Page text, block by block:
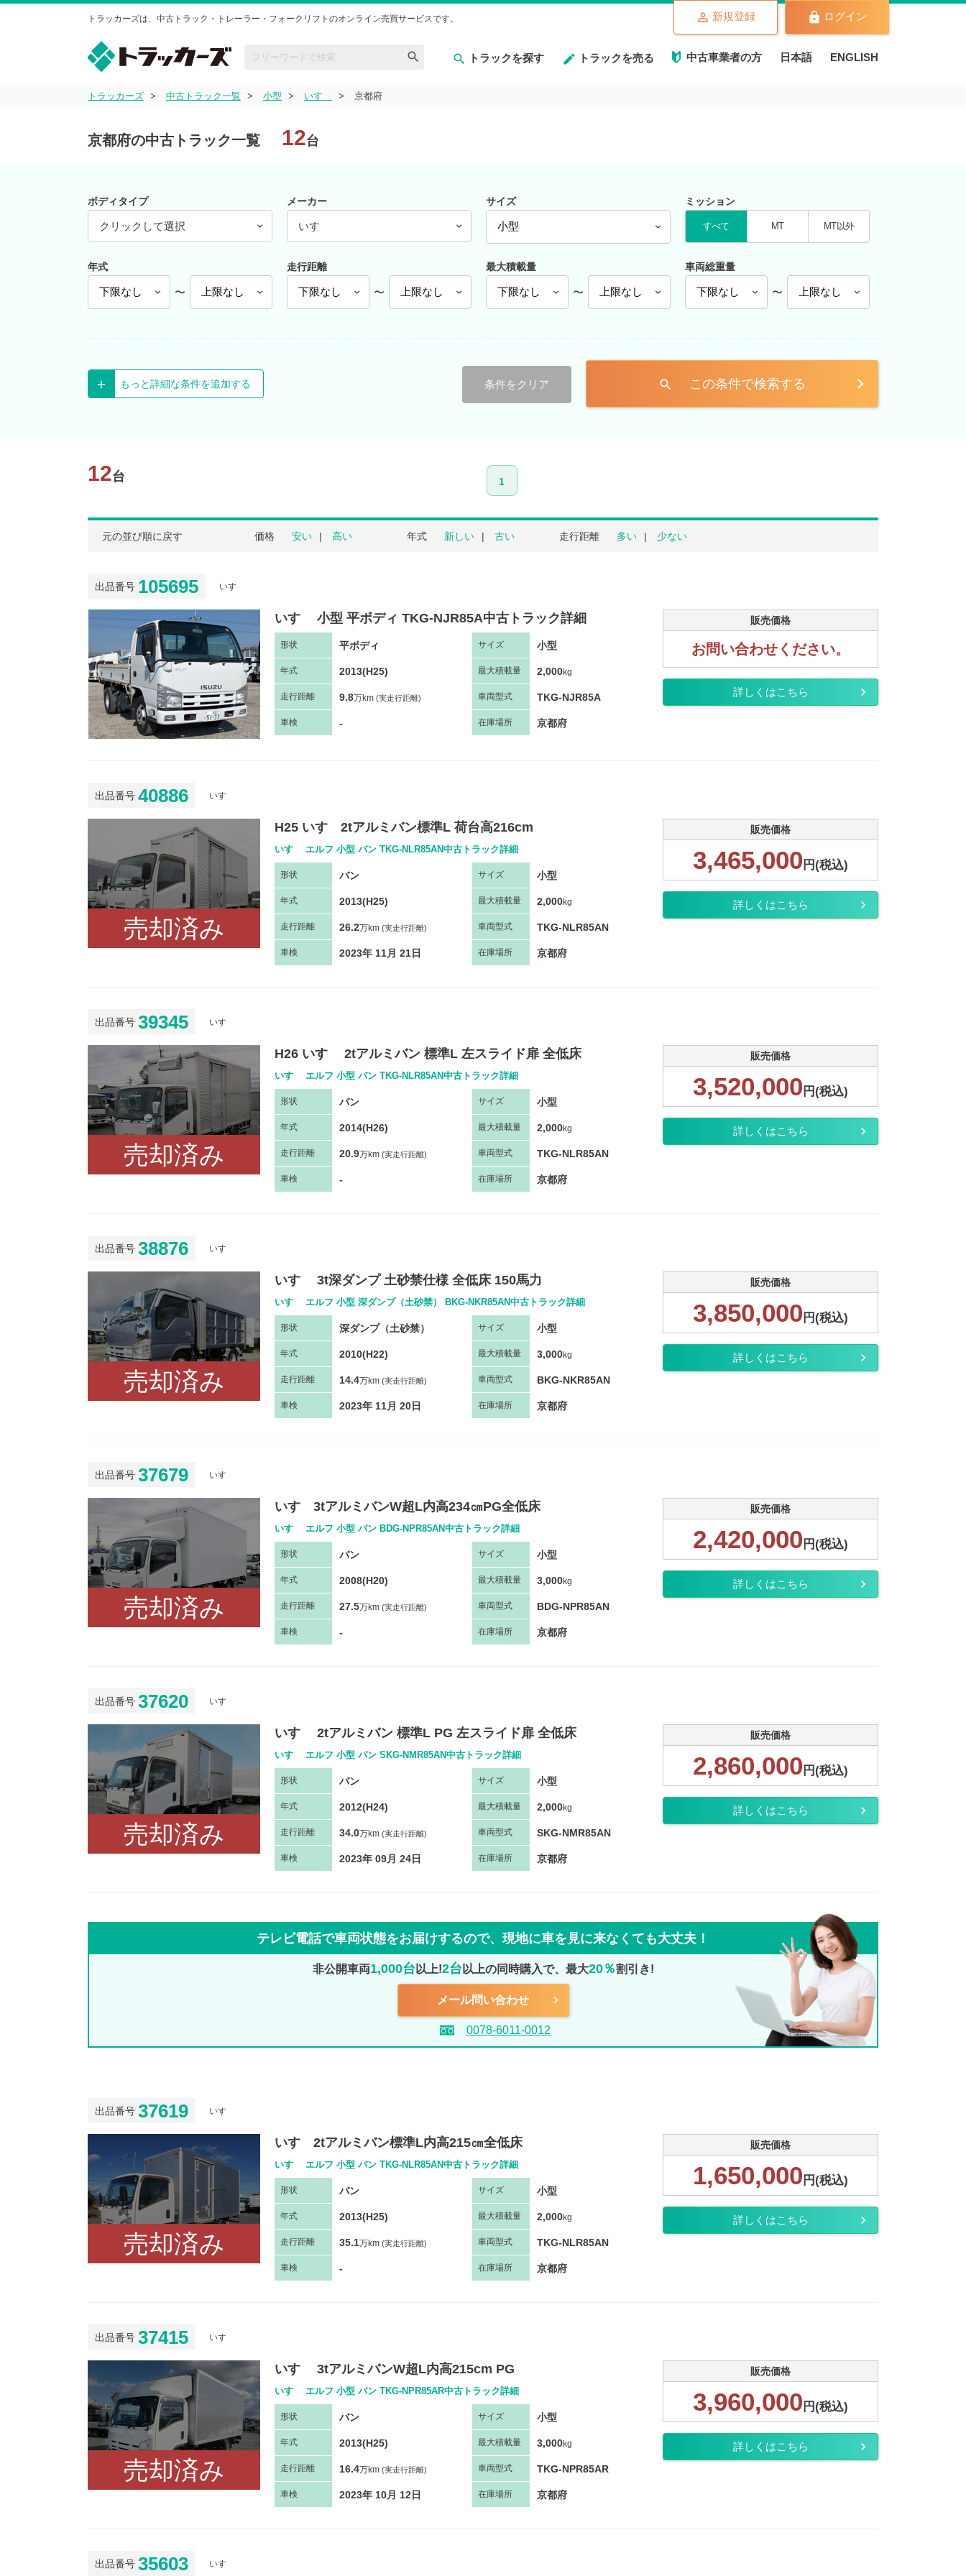
トラッカーズは、中古トラック・トレーラー・フォークリフトのオンライン売買サービスです。
トラックを探す トラックを売る 中古車業者の方 日本語 ENGLISH
新規登録 ログイン
トラッカーズ 中古トラック一覧 小型 いすゞ 京都府
京都府の中古トラック一覧 12台
ボディタイプ
クリックして選択
メーカー
いすゞ
サイズ ミッション
すべて MT MT以外
年式
〜
走行距離
〜
最大積載量
〜
車両総重量
〜
もっと詳細な条件を追加する 条件をクリア search この条件で検索する
12台 1
元の並び順に戻す 価格 安い 高い 年式 新しい 古い 走行距離 多い 少ない
出品番号 105695 いすゞ
いすゞ 小型 平ボディ TKG-NJR85A中古トラック詳細
形状 平ボディ サイズ 小型
年式 2013(H25) 最大積載量 2,000kg
走行距離 9.8万km (実走行距離) 車両型式 TKG-NJR85A
車検 - 在庫場所 京都府
販売価格
お問い合わせください。
詳しくはこちら
出品番号 40886 いすゞ
売却済み
H25 いすゞ2tアルミバン標準L 荷台高216cm
いすゞ エルフ 小型 バン TKG-NLR85AN中古トラック詳細
形状 バン サイズ 小型
年式 2013(H25) 最大積載量 2,000kg
走行距離 26.2万km (実走行距離) 車両型式 TKG-NLR85AN
車検 2023年 11月 21日 在庫場所 京都府
販売価格
3,465,000 円(税込)
詳しくはこちら
出品番号 39345 いすゞ
売却済み
H26 いすゞ 2tアルミバン 標準L 左スライド扉 全低床
いすゞ エルフ 小型 バン TKG-NLR85AN中古トラック詳細
形状 バン サイズ 小型
年式 2014(H26) 最大積載量 2,000kg
走行距離 20.9万km (実走行距離) 車両型式 TKG-NLR85AN
車検 - 在庫場所 京都府
販売価格
3,520,000 円(税込)
詳しくはこちら
出品番号 38876 いすゞ
売却済み
いすゞ 3t深ダンプ 土砂禁仕様 全低床 150馬力
いすゞ エルフ 小型 深ダンプ（土砂禁） BKG-NKR85AN中古トラック詳細
形状 深ダンプ（土砂禁） サイズ 小型
年式 2010(H22) 最大積載量 3,000kg
走行距離 14.4万km (実走行距離) 車両型式 BKG-NKR85AN
車検 2023年 11月 20日 在庫場所 京都府
販売価格
3,850,000 円(税込)
詳しくはこちら
出品番号 37679 いすゞ
売却済み
いすゞ3tアルミバンW超L内高234㎝PG全低床
いすゞ エルフ 小型 バン BDG-NPR85AN中古トラック詳細
形状 バン サイズ 小型
年式 2008(H20) 最大積載量 3,000kg
走行距離 27.5万km (実走行距離) 車両型式 BDG-NPR85AN
車検 - 在庫場所 京都府
販売価格
2,420,000 円(税込)
詳しくはこちら
出品番号 37620 いすゞ
売却済み
いすゞ 2tアルミバン 標準L PG 左スライド扉 全低床
いすゞ エルフ 小型 バン SKG-NMR85AN中古トラック詳細
形状 バン サイズ 小型
年式 2012(H24) 最大積載量 2,000kg
走行距離 34.0万km (実走行距離) 車両型式 SKG-NMR85AN
車検 2023年 09月 24日 在庫場所 京都府
販売価格
2,860,000 円(税込)
詳しくはこちら
テレビ電話で車両状態をお届けするので、 現地に車を見に来なくても大丈夫！
非公開車両1,000台 以上!2台 以上の同時購入で、最大20％割引き!
メール問い合わせ
0078-6011-0012
出品番号 37619 いすゞ
売却済み
いすゞ2tアルミバン標準L内高215㎝全低床
いすゞ エルフ 小型 バン TKG-NLR85AN中古トラック詳細
形状 バン サイズ 小型
年式 2013(H25) 最大積載量 2,000kg
走行距離 35.1万km (実走行距離) 車両型式 TKG-NLR85AN
車検 - 在庫場所 京都府
販売価格
1,650,000 円(税込)
詳しくはこちら
出品番号 37415 いすゞ
売却済み
いすゞ 3tアルミバンW超L内高215cm PG
いすゞ エルフ 小型 バン TKG-NPR85AR中古トラック詳細
形状 バン サイズ 小型
年式 2013(H25) 最大積載量 3,000kg
走行距離 16.4万km (実走行距離) 車両型式 TKG-NPR85AR
車検 2023年 10月 12日 在庫場所 京都府
販売価格
3,960,000 円(税込)
詳しくはこちら
出品番号 35603 いすゞ